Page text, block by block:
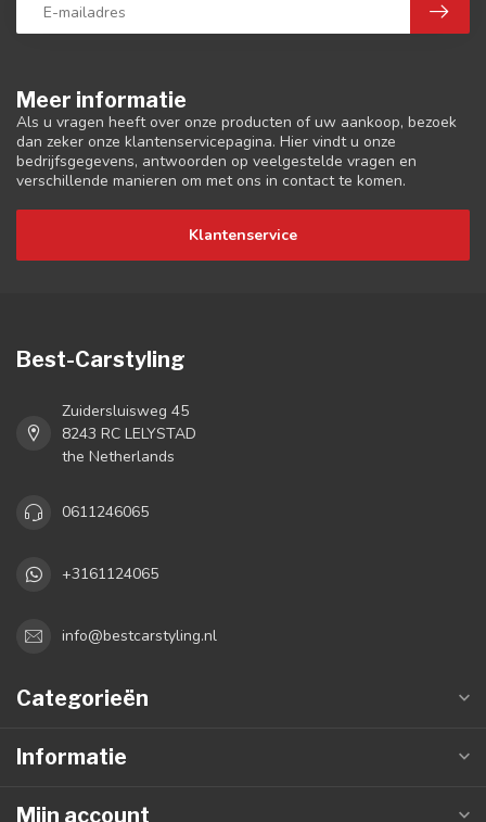
Meer informatie
Als u vragen heeft over onze producten of uw aankoop, bezoek
dan zeker onze klantenservicepagina. Hier vindt u onze
bedrijfsgegevens, antwoorden op veelgestelde vragen en
verschillende manieren om met ons in contact te komen.
Klantenservice
Best-Carstyling
Zuidersluisweg 45
8243 RC LELYSTAD
the Netherlands
0611246065
+3161124065
info@bestcarstyling.nl
Categorieën
Informatie
Mijn account